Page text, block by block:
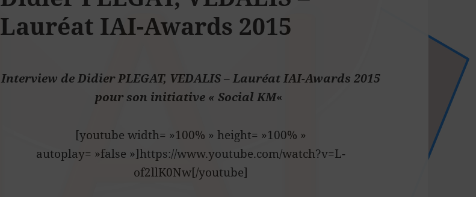
Lauréat IAI-Awards 2015
Interview de Didier PLEGAT, VEDALIS – Lauréat IAI-Awards 2015
pour son initiative « Social KM«
[youtube width= »100% » height= »100% »
autoplay= »false »]https://www.youtube.com/watch?v=L-
of2llK0Nw[/youtube]